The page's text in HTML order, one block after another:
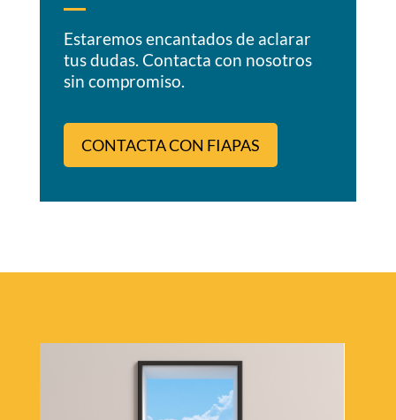
Estaremos encantados de aclarar
tus dudas. Contacta con nosotros
sin compromiso.
CONTACTA CON FIAPAS